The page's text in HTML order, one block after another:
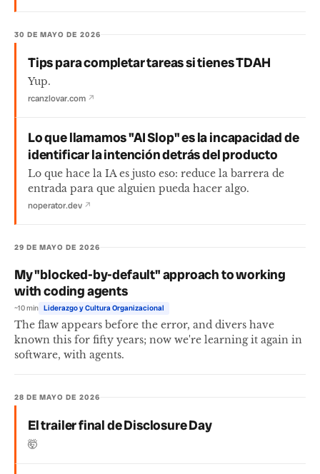
30 DE MAYO DE 2026
Tips para completar tareas si tienes TDAH
Yup.
rcanzlovar.com ↗
Lo que llamamos "AI Slop" es la incapacidad de
identificar la intención detrás del producto
Lo que hace la IA es justo eso: reduce la barrera de
entrada para que alguien pueda hacer algo.
noperator.dev ↗
29 DE MAYO DE 2026
My "blocked-by-default" approach to working
with coding agents
~10 min Liderazgo y Cultura Organizacional
The flaw appears before the error, and divers have
known this for fifty years; now we're learning it again in
software, with agents.
28 DE MAYO DE 2026
El trailer final de Disclosure Day
🤯